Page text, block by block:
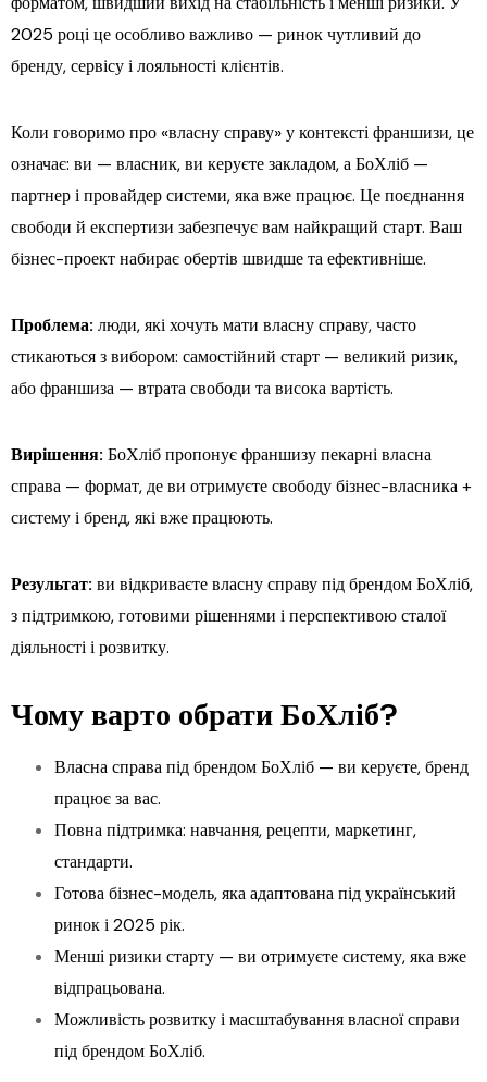
2025 році це особливо важливо — ринок чутливий до
бренду, сервісу і лояльності клієнтів.
Коли говоримо про «власну справу» у контексті франшизи, це
означає: ви — власник, ви керуєте закладом, а БоХліб —
партнер і провайдер системи, яка вже працює. Це поєднання
свободи й експертизи забезпечує вам найкращий старт. Ваш
бізнес-проект набирає обертів швидше та ефективніше.
Проблема: люди, які хочуть мати власну справу, часто
стикаються з вибором: самостійний старт — великий ризик,
або франшиза — втрата свободи та висока вартість.
Вирішення: БоХліб пропонує франшизу пекарні власна
справа — формат, де ви отримуєте свободу бізнес-власника +
систему і бренд, які вже працюють.
Результат: ви відкриваєте власну справу під брендом БоХліб,
з підтримкою, готовими рішеннями і перспективою сталої
діяльності і розвитку.
Чому варто обрати БоХліб?
Власна справа під брендом БоХліб — ви керуєте, бренд
працює за вас.
Повна підтримка: навчання, рецепти, маркетинг,
стандарти.
Готова бізнес-модель, яка адаптована під український
ринок і 2025 рік.
Менші ризики старту — ви отримуєте систему, яка вже
відпрацьована.
Можливість розвитку і масштабування власної справи
під брендом БоХліб.